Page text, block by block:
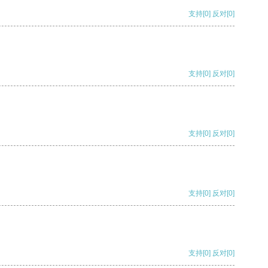
支持[0] 反对[0]
支持[0] 反对[0]
支持[0] 反对[0]
支持[0] 反对[0]
支持[0] 反对[0]